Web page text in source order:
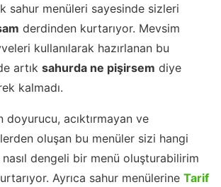
sahur menüleri sayesinde sizleri
derdinden kurtarıyor. Mevsim
kullanılarak hazırlanan bu
artık sahurda ne pişirsem diye
kalmadı.
doyurucu, acıktırmayan ve
oluşan bu menüler sizi hangi
dengeli bir menü oluşturabilirim
Ayrıca sahur menülerine Tarif